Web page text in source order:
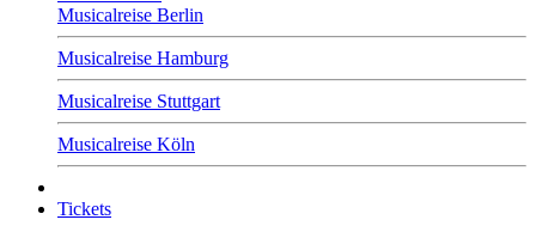
Musicalreise Berlin
Musicalreise Hamburg
Musicalreise Stuttgart
Musicalreise Köln
Tickets